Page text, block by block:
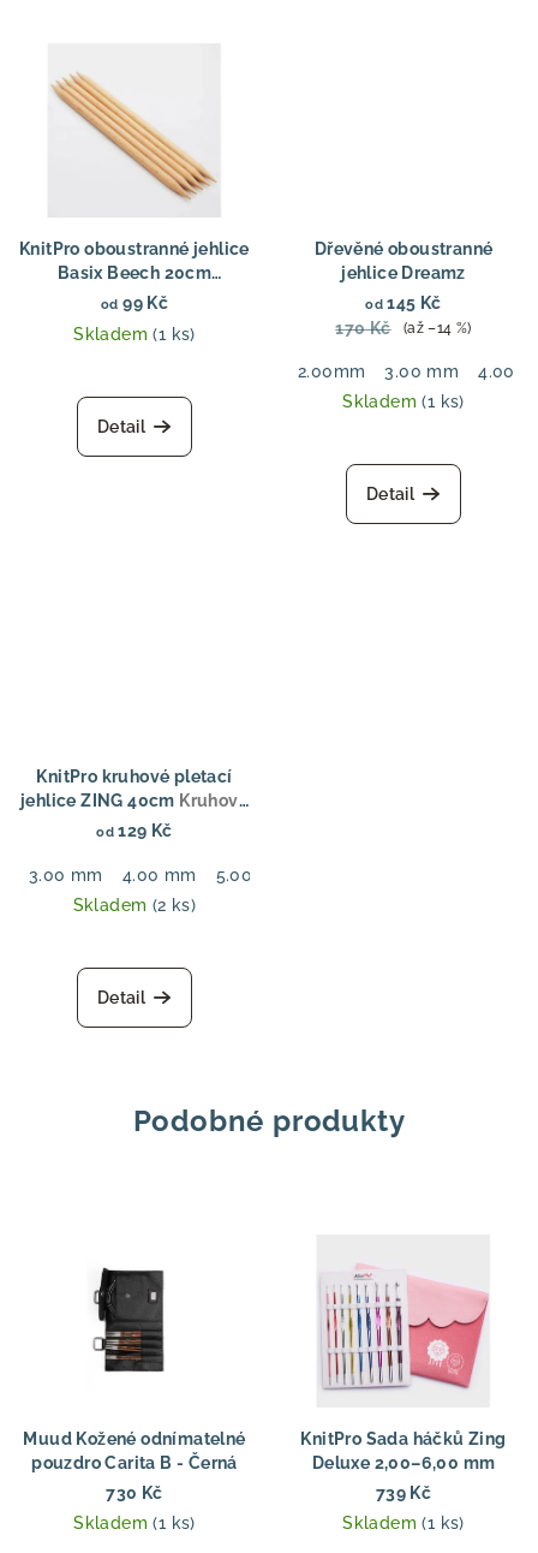
KnitPro oboustranné jehlice
Basix Beech 20cm
Oboustranné pletací
cm
od 99 Kč
Skladem(1 ks)
Detail
Dřevěné oboustranné
jehlice Dreamz
od 145 Kč
170 Kč
(až –14 %)
2.00mm 3.00 mm
4.00
Skladem(1 ks)
Detail
KnitPro kruhové pletací
jehlice ZING 40cm Kruhové
jehlice Zing Fixed 40 cm,
od 129 Kč
3.00 mm 4.00 mm 5.00 mm
Skladem (2 ks)
Detail
Podobné produkty
Muud Kožené odnímatelné
pouzdro Carita B - Černá
730 Kč
Skladem(1 ks)
KnitPro Sada háčků Zing
Deluxe 2,00–6,00 mm
739 Kč
Skladem(1 ks)